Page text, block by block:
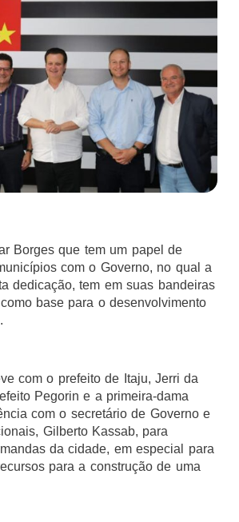
Borges que tem um papel de
com o Governo, no qual a
dedicação, tem em suas bandeiras
base para o desenvolvimento
com o prefeito de Itaju, Jerri da
Pegorin e a primeira-dama
com o secretário de Governo e
Gilberto Kassab, para
da cidade, em especial para
para a construção de uma